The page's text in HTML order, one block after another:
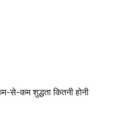
से-कम शुद्धता कितनी होनी